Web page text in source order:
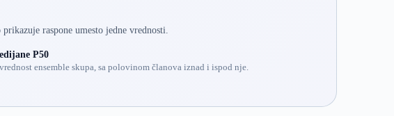
raspone umesto jedne vrednosti.
P50
ensemble skupa, sa polovinom članova iznad i ispod nje.